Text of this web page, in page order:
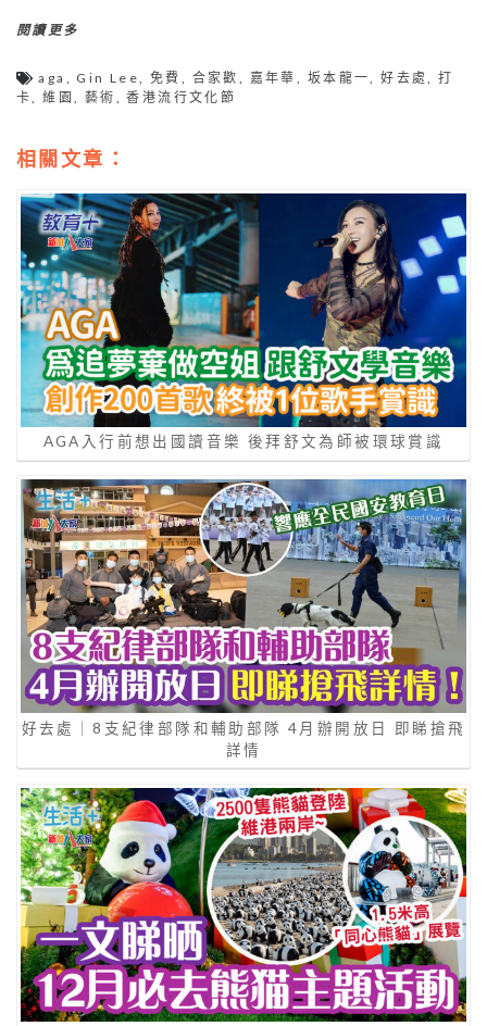
閱讀更多
aga , Gin Lee,免費 , 合家歡 , 嘉年華 , 坂本龍一,好去處,打
卡,維園, 藝術 ,香港流行文化節
相關文章：
AGA入行前想出國讀音樂 後拜舒文為師被環球賞識
好去處｜8支紀律部隊和輔助部隊 4月辦開放日 即睇搶飛
詳情